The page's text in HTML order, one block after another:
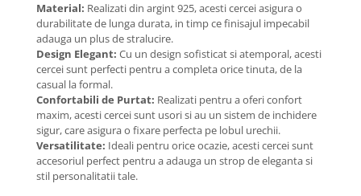
Coliere cu Flori
Coliere cu Animale
Coliere cu Molecule
Coliere Diverse
BRĂȚĂRI
BRĂȚĂRI CU ȘNUR REGLABIL
Brățări din Aur cu șnur reglabil
Brățări din Argint cu șnur reglabil
BRĂȚĂRI CU PIETRE SEMIPREȚIOASE
Material: Realizati din argint 925, acesti cercei asigura o
durabilitate de lunga durata, in timp ce finisajul impecabil
adauga un plus de stralucire.
Design Elegant: Cu un design sofisticat si atemporal, acesti
cercei sunt perfecti pentru a completa orice tinuta, de la
casual la formal.
Confortabili de Purtat: Realizati pentru a oferi confort
maxim, acesti cercei sunt usori si au un sistem de inchidere
sigur, care asigura o fixare perfecta pe lobul urechii.
Versatilitate: Ideali pentru orice ocazie, acesti cercei sunt
accesoriul perfect pentru a adauga un strop de eleganta si
stil personalitatii tale.